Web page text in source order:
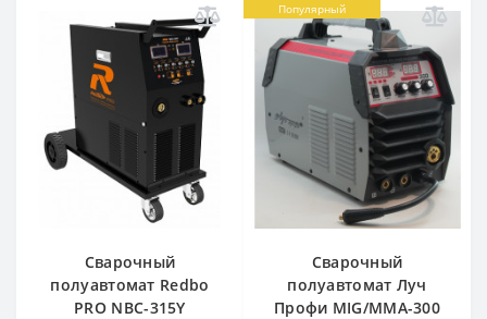
Сварочный
полуавтомат Redbo
PRO NBC-315Y
Популярный
Сварочный
полуавтомат Луч
Профи MIG/MMA-300